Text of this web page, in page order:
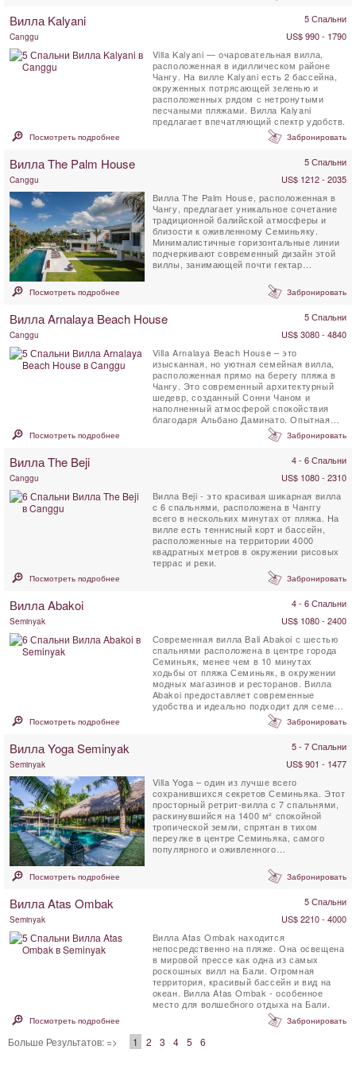
Вилла Kalyani 5 Спальни
Canggu
US$ 990 - 1790
Villa Kalyani — очаровательная вилла,
расположенная в идиллическом районе
Чангу. На вилле Kalyani есть 2 бассейна,
окруженных потрясающей зеленью и
расположенных рядом с нетронутыми
песчаными пляжами. Вилла Kalyani
предлагает впечатляющий спектр удобств.
Посмотреть подробнее Забронировать
Вилла The Palm House 5 Спальни
Canggu
US$ 1212 - 2035
Вилла The Palm House, расположенная в
Чангу, предлагает уникальное сочетание
традиционной балийской атмосферы и
близости к оживленному Семиньяку.
Минималистичные горизонтальные линии
подчеркивают современный дизайн этой
виллы, занимающей почти гектар
Посмотреть подробнее Забронировать
Вилла Arnalaya Beach House 5 Спальни
Canggu
US$ 3080 - 4840
Villa Arnalaya Beach House – это
изысканная, но уютная семейная вилла,
расположенная прямо на берегу пляжа в
Чангу. Это современный архитектурный
шедевр, созданный Сонни Чаном и
наполненный атмосферой спокойствия
благодаря Альбано Даминато. Опытная
Посмотреть подробнее Забронировать
Вилла The Beji 4 - 6 Спальни
Canggu
US$ 1080 - 2310
Вилла Beji - это красивая шикарная вилла
с 6 спальнями, расположена в Чанггу
всего в нескольких минутах от пляжа. На
вилле есть теннисный корт и бассейн,
расположенные на территории 4000
квадратных метров в окружении рисовых
террас и реки.
Посмотреть подробнее Забронировать
Вилла Abakoi 4 - 6 Спальни
Seminyak
US$ 1080 - 2400
Современная вилла Bali Abakoi с шестью
спальнями расположена в центре города
Семиньяк, менее чем в 10 минутах
ходьбы от пляжа Семиньяк, в окружении
модных магазинов и ресторанов. Вилла
Abakoi предоставляет современные
удобства и идеально подходит для семей
Посмотреть подробнее Забронировать
Вилла Yoga Seminyak 5 - 7 Спальни
Seminyak
US$ 901 - 1477
Villa Yoga – один из лучше всего
сохранившихся секретов Семиньяка. Этот
просторный ретрит-вилла с 7 спальнями,
раскинувшийся на 1400 м² спокойной
тропической земли, спрятан в тихом
переулке в центре Семиньяка, самого
популярного и оживленного
Посмотреть подробнее Забронировать
Вилла Atas Ombak 5 Спальни
Seminyak
US$ 2210 - 4000
Вилла Atas Ombak находится
непосредственно на пляже. Она освещена
в мировoй прессe как одна из самых
роскошных вилл на Бали. Огромная
территория, красивый бассейн и вид на
океан. Вилла Atas Ombak - особенное
место для волшебного отдыха на Бали.
Посмотреть подробнее Забронировать
Больше Результатов: => 1 2 3 4 5 6